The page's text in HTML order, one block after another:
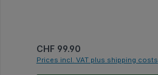
Regular price:
CHF 99.90
Prices incl. VAT plus shipping costs